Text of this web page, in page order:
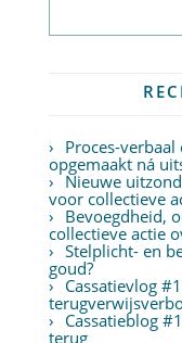
Proces-
opgemaakt ná
Nieuwe
voor collectieve
Bevoegdheid,
collectieve actie
Stelplicht- en
goud?
Cassatievlog
Cassatieblog
terug